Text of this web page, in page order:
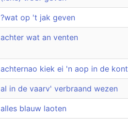
?wat op 't jak geven
achter wat an venten
achternao kiek ei 'n aop in de kont
al in de vaarv' verbraand wezen
alles blauw laoten